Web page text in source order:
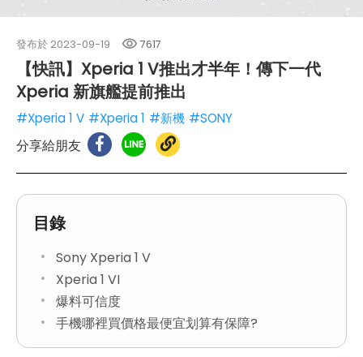
發布於 2023-09-19 7617
【快訊】Xperia 1 V推出才半年！傳下一代
Xperia 新旗艦提前推出
#Xperia 1 V #Xperia 1 #新機 #SONY
分享給朋友
目錄
Sony Xperia 1 V
Xperia 1 VI
爆料可信度
手機哪裡買價格最便宜划算有保障?